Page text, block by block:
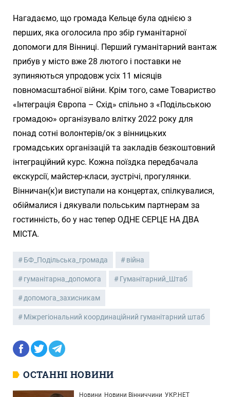
Нагадаємо, що громада Кельце була однією з
перших, яка оголосила про збір гуманітарної
допомоги для Вінниці. Перший гуманітарний вантаж
прибув у місто вже 28 лютого і поставки не
зупиняються упродовж усіх 11 місяців
повномасштабної війни. Крім того, саме Товариство
«Інтеграція Європа – Схід» спільно з «Подільською
громадою» організувало влітку 2022 року для
понад сотні волонтерів/ок з вінницьких
громадських організацій та закладів безкоштовний
інтеграційний курс. Кожна поїздка передбачала
екскурсії, майстер-класи, зустрічі, прогулянки.
Вінничан(к)и виступали на концертах, спілкувалися,
обіймалися і дякували польським партнерам за
гостинність, бо у нас тепер ОДНЕ СЕРЦЕ НА ДВА
МІСТА.
БФ_Подільська_громада війна
гуманітарна_допомога Гуманітарний_Штаб
допомога_захисникам
Міжрегіональний координаційний гуманітарний штаб
ОСТАННІ НОВИНИ
Новини Новини Вінниччини УКР.НЕТ